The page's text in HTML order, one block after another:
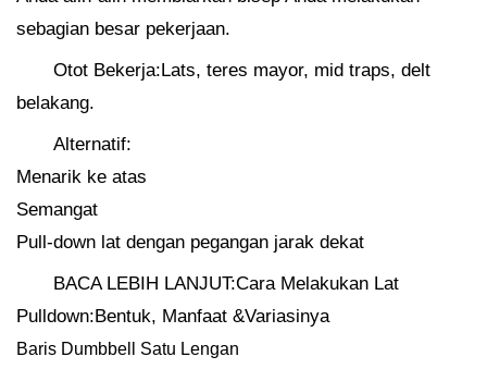
sebagian besar pekerjaan.
Otot Bekerja:Lats, teres mayor, mid traps, delt
belakang.
Alternatif:
Menarik ke atas
Semangat
Pull-down lat dengan pegangan jarak dekat
BACA LEBIH LANJUT:Cara Melakukan Lat
Pulldown:Bentuk, Manfaat &Variasinya
Baris Dumbbell Satu Lengan